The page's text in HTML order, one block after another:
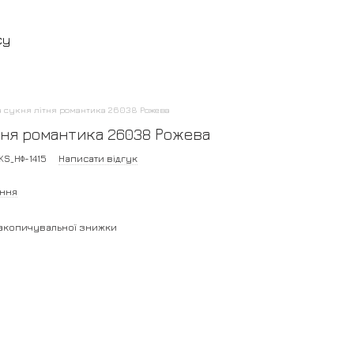
сукня літня романтика 26038 Рожева
романтика 26038 Рожева
1415 Написати відгук
знижки